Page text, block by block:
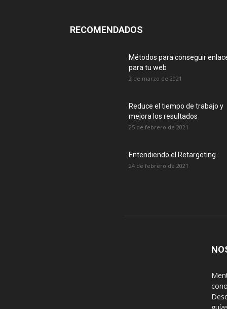
RECOMENDADOS
Métodos para conseguir
para tu web
2 de marzo de 2021
Reduce el tiempo de trabajo y
mejora los resultados
25 de febrero de 2021
Entendiendo el Retargeting
24 de febrero de 2021